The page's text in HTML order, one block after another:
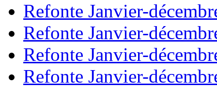
Refonte Janvier-
Refonte Janvier-
Refonte Janvier-
Refonte Janvier-